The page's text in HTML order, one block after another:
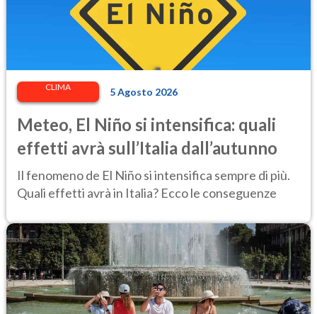
CLIMA 5 Agosto 2026
Meteo, El Niño si intensifica: quali
effetti avrà sull’Italia dall’autunno
Il fenomeno de El Niño si intensifica sempre di più.
Quali effetti avrà in Italia? Ecco le conseguenze